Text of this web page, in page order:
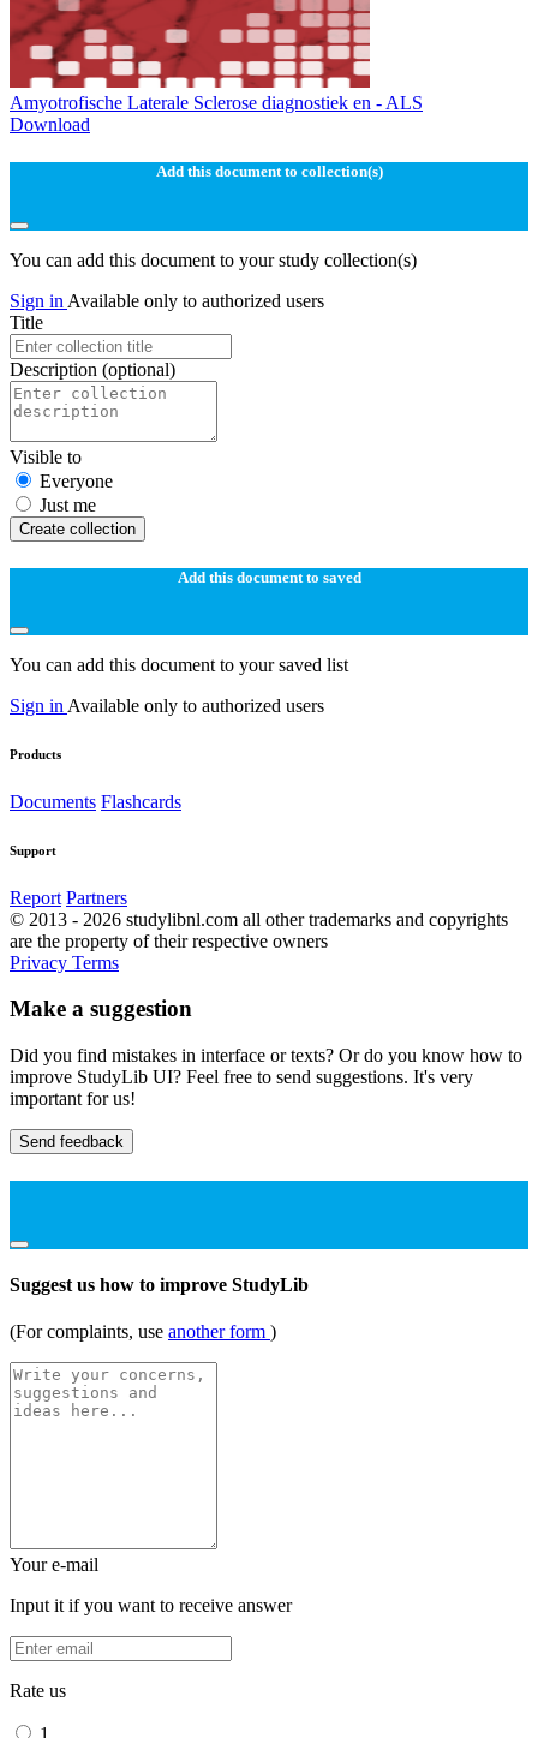
Amyotrofische Laterale Sclerose diagnostiek en - ALS
Download
Add this document to collection(s)
You can add this document to your study collection(s)
Sign in Available only to authorized users
Title
Description (optional)
Visible to
Everyone
Just me
Create collection
Add this document to saved
You can add this document to your saved list
Sign in Available only to authorized users
Products
Documents Flashcards
Support
Report Partners
© 2013 - 2026 studylibnl.com all other trademarks and copyrights
are the property of their respective owners
Privacy Terms
Make a suggestion
Did you find mistakes in interface or texts? Or do you know how to
improve StudyLib UI? Feel free to send suggestions. It's very
important for us!
Send feedback
Suggest us how to improve StudyLib
(For complaints, use another form )
Your e-mail
Input it if you want to receive answer
Rate us
1